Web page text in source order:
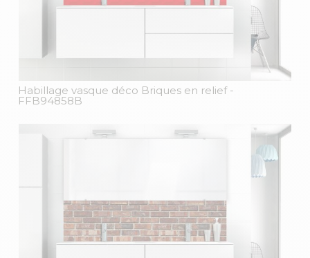
Habillage vasque déco Briques en relief -
FFB94858B